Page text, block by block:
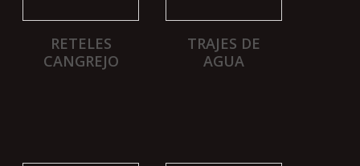
RETELES
CANGREJO
TRAJES DE
AGUA